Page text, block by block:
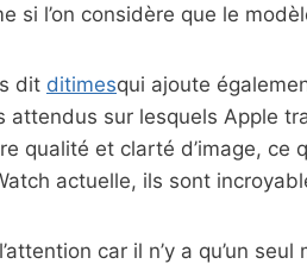
si l’on considère que le
dit ditimesqui ajoute
attendus sur lesquels Apple
qualité et clarté d’image,
actuelle, ils sont
car il n’y a qu’un